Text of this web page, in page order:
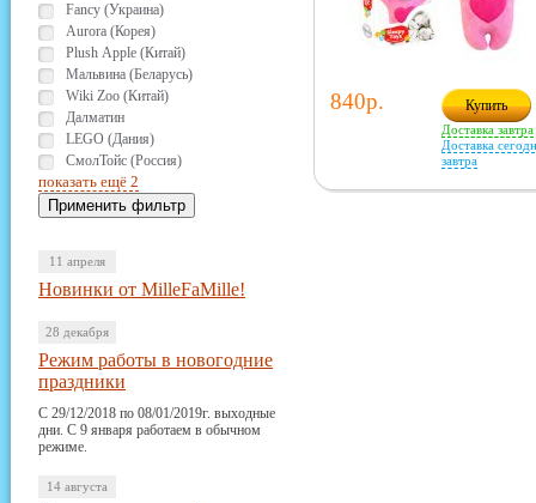
Fancy (Украина)
Aurora (Корея)
Plush Apple (Китай)
Мальвина (Беларусь)
Wiki Zoo (Китай)
Далматин
LEGO (Дания)
СмолТойс (Россия)
показать ещё 2
11 апреля
Новинки от MilleFaMille!
28 декабря
Режим работы в новогодние
праздники
С 29/12/2018 по 08/01/2019г. выходные
дни. С 9 января работаем в обычном
режиме.
14 августа
840р. Купить
Доставка завтра
Доставка
завтра